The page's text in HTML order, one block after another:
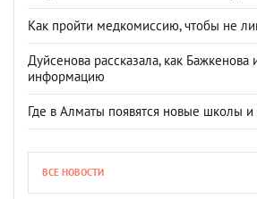
Как пройти медкомиссию, чтобы не
Дуйсенова рассказала, как Бажкенова
информацию
Где в Алматы появятся новые школы и
ВСЕ НОВОСТИ